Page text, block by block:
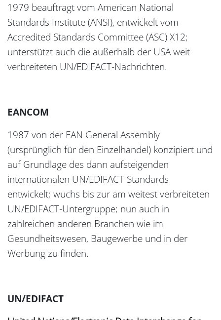
1979 beauftragt vom American National
Standards Institute (ANSI), entwickelt vom
Accredited Standards Committee (ASC) X12;
unterstützt auch die außerhalb der USA weit
verbreiteten UN/EDIFACT-Nachrichten.
EANCOM
1987 von der EAN General Assembly
(ursprünglich für den Einzelhandel) konzipiert und
auf Grundlage des dann aufsteigenden
internationalen UN/EDIFACT-Standards
entwickelt; wuchs bis zur am weitest verbreiteten
UN/EDIFACT-Untergruppe; nun auch in
zahlreichen anderen Branchen wie im
Gesundheitswesen, Baugewerbe und in der
Werbung zu finden.
UN/EDIFACT